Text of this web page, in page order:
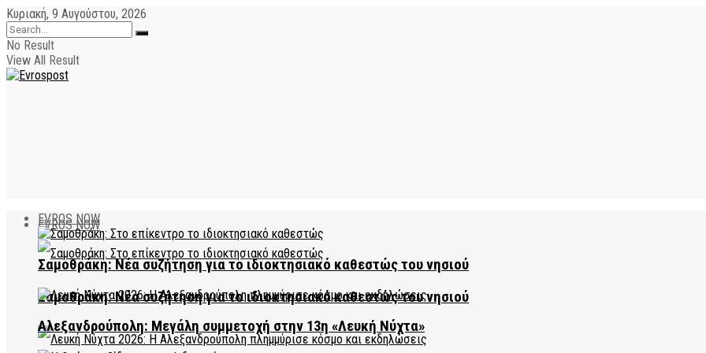
Κυριακή, 9 Αυγούστου, 2026
No Result
View All Result
EVROS NOW
Σαμοθράκη: Νέα συζήτηση για το ιδιοκτησιακό καθεστώς του νησιού
EVROS NOW
Σαμοθράκη: Νέα συζήτηση για το ιδιοκτησιακό καθεστώς του νησιού
Αλεξανδρούπολη: Μεγάλη συμμετοχή στην 13η «Λευκή Νύχτα»